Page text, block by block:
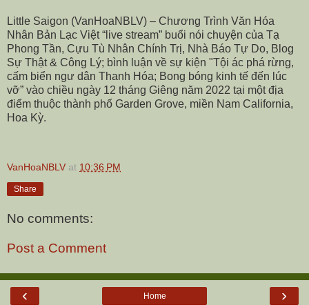
Little Saigon (VanHoaNBLV) – Chương Trình Văn Hóa
Nhân Bản Lạc Việt “live stream” buổi nói chuyện của Tạ
Phong Tần, Cựu Tù Nhân Chính Trị, Nhà Báo Tự Do, Blog
Sự Thật & Công Lý; bình luận về sự kiện "Tội ác phá rừng,
cấm biển ngư dân Thanh Hóa; Bong bóng kinh tế đến lúc
vỡ” vào chiều ngày 12 tháng Giêng năm 2022 tại một địa
điểm thuộc thành phố Garden Grove, miền Nam California,
Hoa Kỳ.
VanHoaNBLV at 10:36 PM
Share
No comments:
Post a Comment
‹ ›
Home